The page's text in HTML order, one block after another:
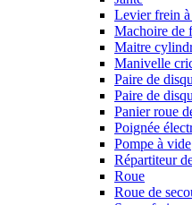
Levier frein à
Machoire de
Maitre
Manivelle
Paire de
Paire de
Panier roue
Poignée
Pompe à vide
Répartiteur
Roue
Roue de